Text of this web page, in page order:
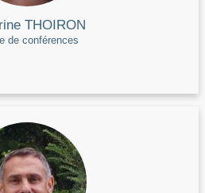
THOIRON
de conférences